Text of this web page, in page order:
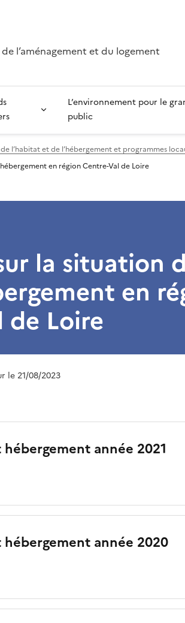
l’aménagement et du logement
L’environnement pour le
public
l’habitat et de l’hébergement et programmes
en région Centre-Val de Loire
la situation
en
de Loire
le 21/08/2023
année 2021
année 2020